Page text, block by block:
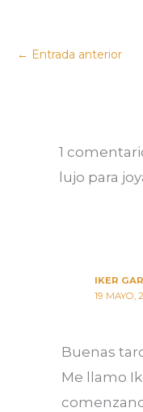
← Entrada anterior
1
lujo para
IKER
19 MAYO,
Buenas
Me llamo